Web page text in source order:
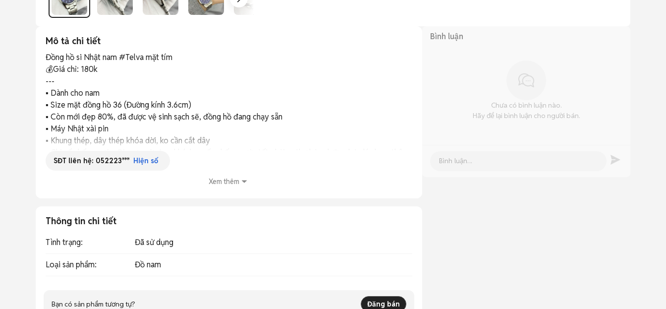
Mô tả chi tiết
Đồng hồ si Nhật nam #Telva mặt tím
💰Giá chỉ: 180k
---
▪ Dành cho nam
▪ Size mặt đồng hồ 36 (Đường kính 3.6cm)
▪ Còn mới đẹp 80%, đã được vệ sinh sạch sẽ, đồng hồ đang chạy sẵn
▪ Máy Nhật xài pin
▪ Khung thép, dây thép khóa dời, ko cần cắt dây
gioăng
trong thời gian sử dụng
----------------------------------
#donghosi #donghonhat #donghothuysi #dongho2hand #donghodeotay #donghonu #donghonam
#donghocodien #donghovintage #trangsucphukien #thrift
SĐT liên hệ: 052223*** Hiện số
Xem thêm
Thông tin chi tiết
Tình trạng: Đã sử dụng
Loại sản phẩm: Đồ nam
Bạn có sản phẩm tương tự? Đăng bán
Bình luận
Chưa có bình luận nào.
Hãy để lại bình luận cho người bán.